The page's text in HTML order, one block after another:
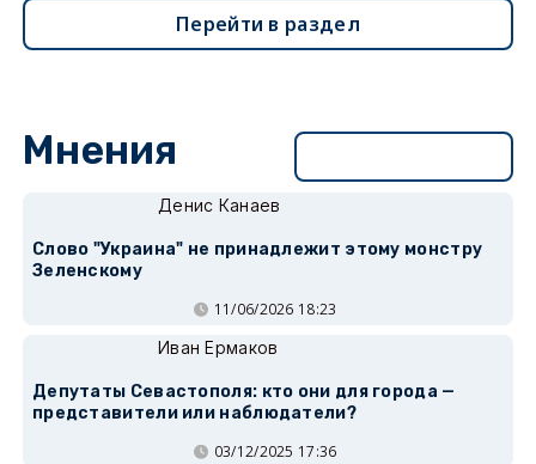
Перейти в раздел
Мнения
Денис Канаев
Слово "Украина" не принадлежит этому монстру
Зеленскому
11/06/2026 18:23
Иван Ермаков
Депутаты Севастополя: кто они для города —
представители или наблюдатели?
03/12/2025 17:36